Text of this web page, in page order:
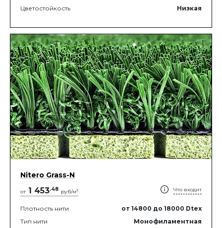
Цветостойкость Низкая
Nitero Grass-N
от 1 453.48 руб/м2 Что входит
Плотность нити от 14800 до 18000 Dtex
Тип нити
Монофиламентная